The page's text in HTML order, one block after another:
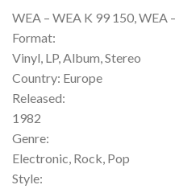
WEA – WEA K 99 150, WEA
Format:
Vinyl, LP, Album, Stereo
Country: Europe
Released:
1982
Genre:
Electronic, Rock, Pop
Style: